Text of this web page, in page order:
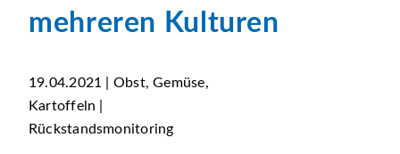
mehreren Kulturen
19.04.2021 | Obst, Gemüse,
Kartoffeln |
Rückstandsmonitoring